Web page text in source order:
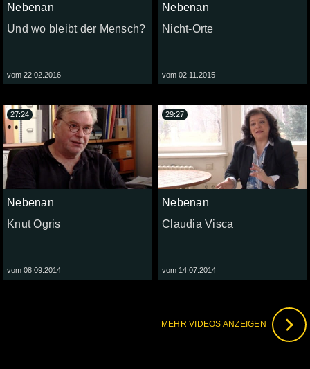
Nebenan
Und wo bleibt der Mensch?
vom 22.02.2016
Nebenan
Nicht-Orte
vom 02.11.2015
Nebenan
Knut Ogris
vom 08.09.2014
27:24
Nebenan
Claudia Visca
vom 14.07.2014
29:27
MEHR VIDEOS ANZEIGEN